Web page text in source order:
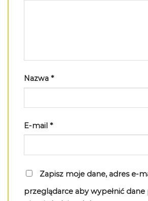
Nazwa *
E-mail *
Zapisz moje dane, adres e-
przeglądarce aby wypełnić dane